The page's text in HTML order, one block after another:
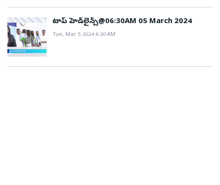
టాప్ హెడ్‌లైన్స్@06:30AM 05 March 2024
Tue, Mar 5 2024 6:30 AM